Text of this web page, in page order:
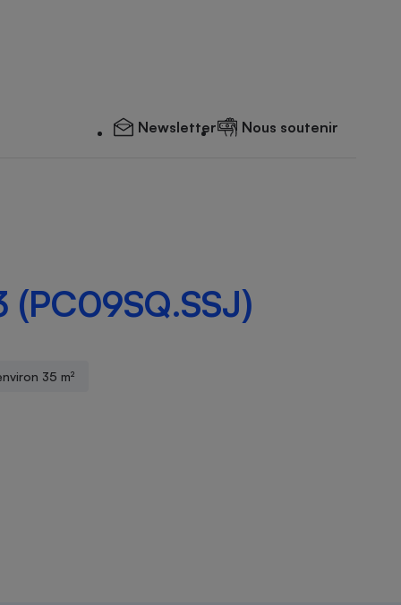
Newsletter Nous soutenir
35 m²